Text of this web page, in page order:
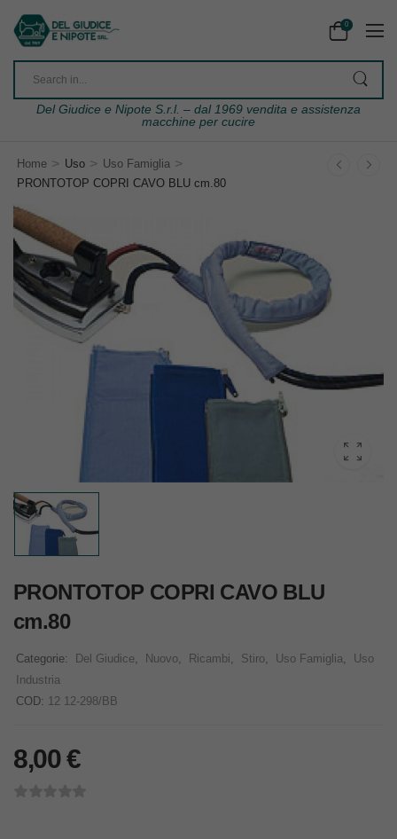
0
Del Giudice e Nipote S.r.l. – dal 1969 vendita e assistenza
macchine per cucire
Home > Uso > Uso Famiglia >
PRONTOTOP COPRI CAVO BLU cm.80
PRONTOTOP COPRI CAVO BLU
cm.80
Categorie: Del Giudice, Nuovo, Ricambi, Stiro, Uso Famiglia,
Uso
Industria
COD: 12 12-298/BB
8,00€